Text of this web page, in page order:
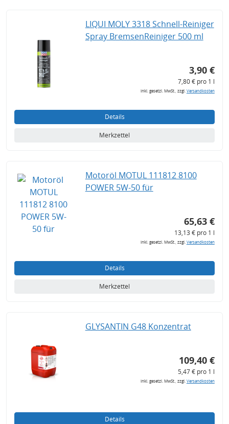
LIQUI MOLY 3318 Schnell-Reiniger
Spray BremsenReiniger 500 ml
3,90 €
7,80 € pro 1 l
inkl. gesetzl. MwSt., zzgl. Versandkosten
Details
Merkzettel
Motoröl MOTUL 111812 8100
POWER 5W-50 für
65,63 €
13,13 € pro 1 l
inkl. gesetzl. MwSt., zzgl. Versandkosten
Details
Merkzettel
GLYSANTIN G48 Konzentrat
109,40 €
5,47 € pro 1 l
inkl. gesetzl. MwSt., zzgl. Versandkosten
Details